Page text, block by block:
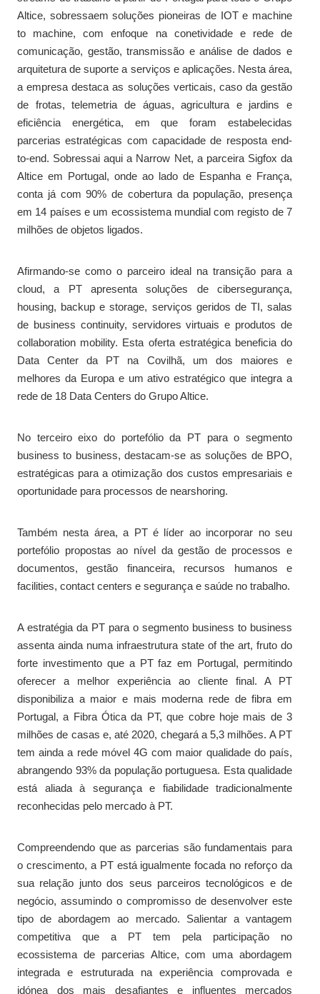
Altice, sobressaem soluções pioneiras de IOT e machine
to machine, com enfoque na conetividade e rede de
comunicação, gestão, transmissão e análise de dados e
arquitetura de suporte a serviços e aplicações. Nesta área,
a empresa destaca as soluções verticais, caso da gestão
de frotas, telemetria de águas, agricultura e jardins e
eficiência energética, em que foram estabelecidas
parcerias estratégicas com capacidade de resposta end-
to-end. Sobressai aqui a Narrow Net, a parceira Sigfox da
Altice em Portugal, onde ao lado de Espanha e França,
conta já com 90% de cobertura da população, presença
em 14 países e um ecossistema mundial com registo de 7
milhões de objetos ligados.
Afirmando-se como o parceiro ideal na transição para a
cloud, a PT apresenta soluções de cibersegurança,
housing, backup e storage, serviços geridos de TI, salas
de business continuity, servidores virtuais e produtos de
collaboration mobility. Esta oferta estratégica beneficia do
Data Center da PT na Covilhã, um dos maiores e
melhores da Europa e um ativo estratégico que integra a
rede de 18 Data Centers do Grupo Altice.
No terceiro eixo do portefólio da PT para o segmento
business to business, destacam-se as soluções de BPO,
estratégicas para a otimização dos custos empresariais e
oportunidade para processos de nearshoring.
Também nesta área, a PT é líder ao incorporar no seu
portefólio propostas ao nível da gestão de processos e
documentos, gestão financeira, recursos humanos e
facilities, contact centers e segurança e saúde no trabalho.
A estratégia da PT para o segmento business to business
assenta ainda numa infraestrutura state of the art, fruto do
forte investimento que a PT faz em Portugal, permitindo
oferecer a melhor experiência ao cliente final. A PT
disponibiliza a maior e mais moderna rede de fibra em
Portugal, a Fibra Ótica da PT, que cobre hoje mais de 3
milhões de casas e, até 2020, chegará a 5,3 milhões. A PT
tem ainda a rede móvel 4G com maior qualidade do país,
abrangendo 93% da população portuguesa. Esta qualidade
está aliada à segurança e fiabilidade tradicionalmente
reconhecidas pelo mercado à PT.
Compreendendo que as parcerias são fundamentais para
o crescimento, a PT está igualmente focada no reforço da
sua relação junto dos seus parceiros tecnológicos e de
negócio, assumindo o compromisso de desenvolver este
tipo de abordagem ao mercado. Salientar a vantagem
competitiva que a PT tem pela participação no
ecossistema de parcerias Altice, com uma abordagem
integrada e estruturada na experiência comprovada e
idónea dos mais desafiantes e influentes mercados